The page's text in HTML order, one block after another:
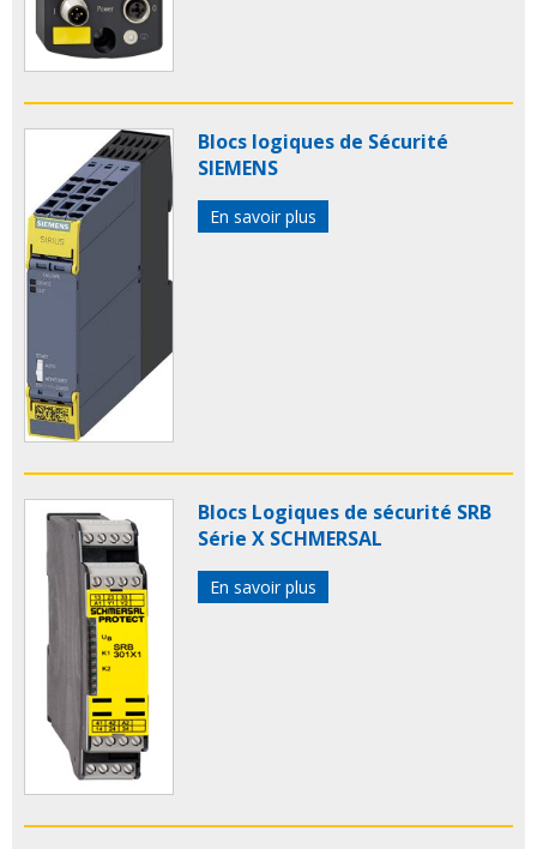
Blocs logiques de Sécurité
SIEMENS
En savoir plus
Blocs Logiques de sécurité SRB
Série X SCHMERSAL
En savoir plus